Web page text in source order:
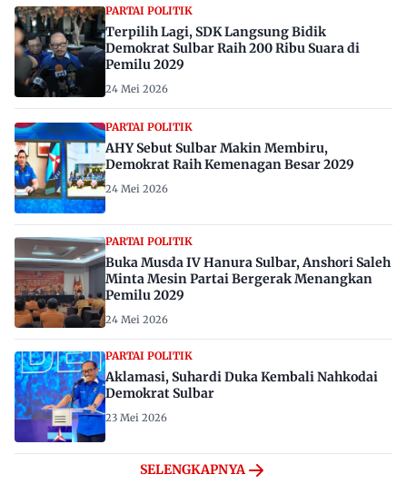
PARTAI POLITIK
Terpilih Lagi, SDK Langsung Bidik
Demokrat Sulbar Raih 200 Ribu Suara di
Pemilu 2029
24 Mei 2026
PARTAI POLITIK
AHY Sebut Sulbar Makin Membiru,
Demokrat Raih Kemenagan Besar 2029
24 Mei 2026
PARTAI POLITIK
Buka Musda IV Hanura Sulbar, Anshori Saleh
Minta Mesin Partai Bergerak Menangkan
Pemilu 2029
24 Mei 2026
PARTAI POLITIK
Aklamasi, Suhardi Duka Kembali Nahkodai
Demokrat Sulbar
23 Mei 2026
SELENGKAPNYA